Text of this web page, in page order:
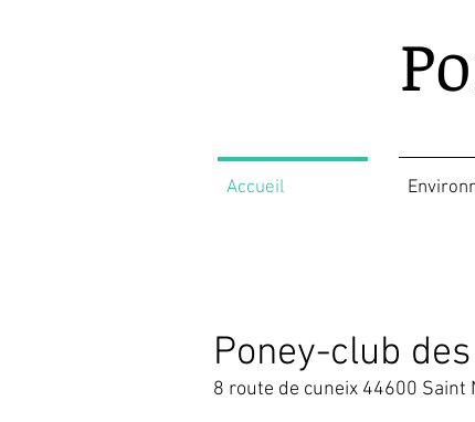
Accueil
Poney-club
8 route de cuneix 44600 Saint